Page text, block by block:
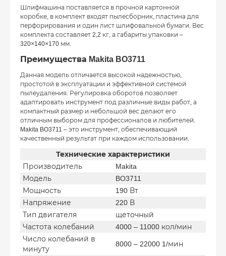
Шлифмашина поставляется в прочной картонной
коробке, в комплект входят пылесборник, пластина для
перфорирования и один лист шлифовальной бумаги. Вес
комплекта составляет 2,2 кг, а габариты упаковки –
320×140×170 мм.
Преимущества Makita BO3711
Данная модель отличается высокой надежностью,
простотой в эксплуатации и эффективной системой
пылеудаления. Регулировка оборотов позволяет
адаптировать инструмент под различные виды работ, а
компактный размер и небольшой вес делают его
отличным выбором для профессионалов и любителей.
Makita BO3711 – это инструмент, обеспечивающий
качественный результат при каждом использовании.
Технические характеристики
Производитель
Makita
Модель
BO3711
Мощность
190 Вт
Напряжение
220 В
Тип двигателя
щеточный
Частота колебаний
4000 – 11000 кол/мин
Число колебаний в
минуту
8000 – 22000 1/мин